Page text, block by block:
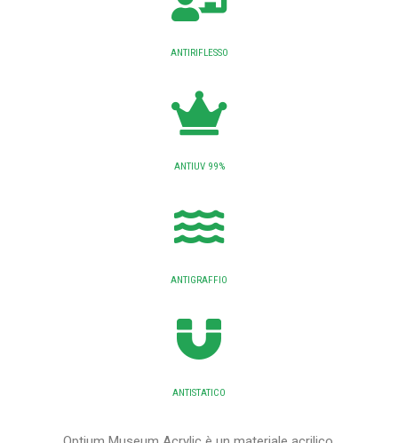
ANTIRIFLESSO
ANTIUV 99%
ANTIGRAFFIO
ANTISTATICO